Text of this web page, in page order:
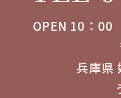
OPEN 10：00
兵庫